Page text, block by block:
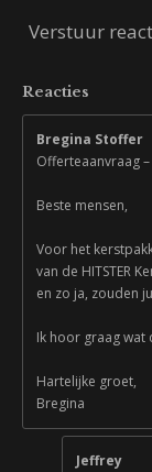
Verstuur
Reacties
Bregina Stoffer
Offerteaanvraag –
Beste mensen,
Voor het
van de HITSTER
en zo ja, zouden
Ik hoor graag
Hartelijke groet,
Bregina
Jeffrey